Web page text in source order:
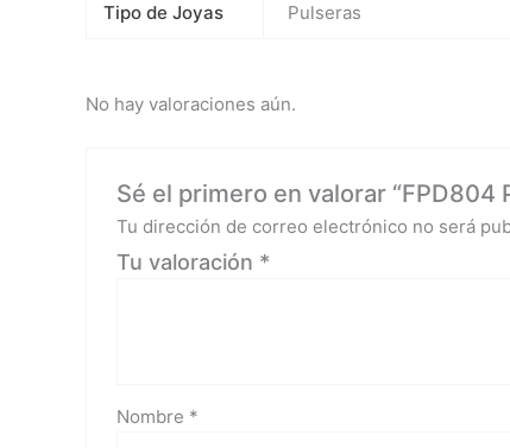
Tipo de Joyas Pulseras
No hay valoraciones aún.
Sé el primero en valorar “FPD804
Tu dirección de correo electrónico no será
Tu valoración *
Nombre *